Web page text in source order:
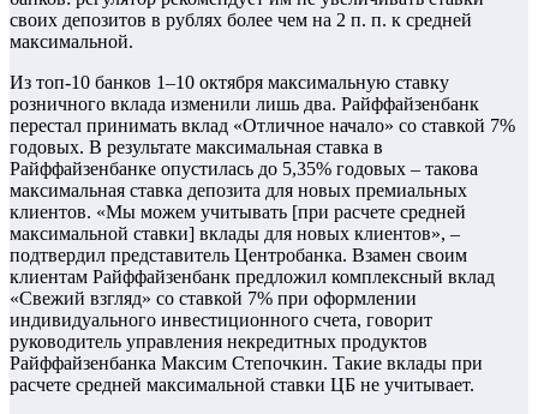
своих депозитов в рублях более чем на 2 п. п. к средней
максимальной.
Из топ-10 банков 1–10 октября максимальную ставку
розничного вклада изменили лишь два. Райффайзенбанк
перестал принимать вклад «Отличное начало» со ставкой 7%
годовых. В результате максимальная ставка в
Райффайзенбанке опустилась до 5,35% годовых – такова
максимальная ставка депозита для новых премиальных
клиентов. «Мы можем учитывать [при расчете средней
максимальной ставки] вклады для новых клиентов», –
подтвердил представитель Центробанка. Взамен своим
клиентам Райффайзенбанк предложил комплексный вклад
«Свежий взгляд» со ставкой 7% при оформлении
индивидуального инвестиционного счета, говорит
руководитель управления некредитных продуктов
Райффайзенбанка Максим Степочкин. Такие вклады при
расчете средней максимальной ставки ЦБ не учитывает.